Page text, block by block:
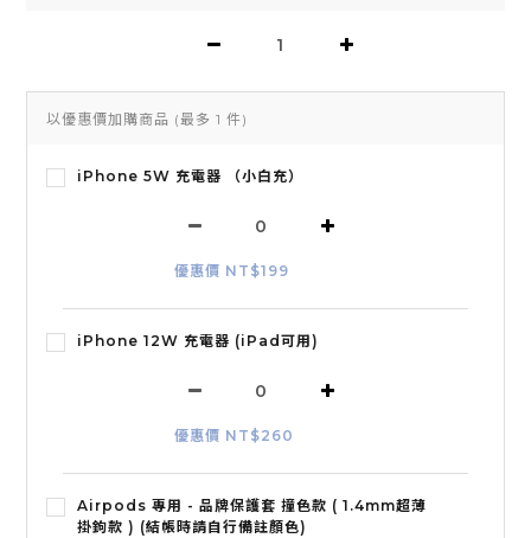
以優惠價加購商品 (最多 1 件)
iPhone 5W 充電器 （小白充）
優惠價 NT$199
iPhone 12W 充電器 (iPad可用)
優惠價 NT$260
Airpods 專用 - 品牌保護套 撞色款 ( 1.4mm超薄
掛鉤款 ) (結帳時請自行備註顏色)